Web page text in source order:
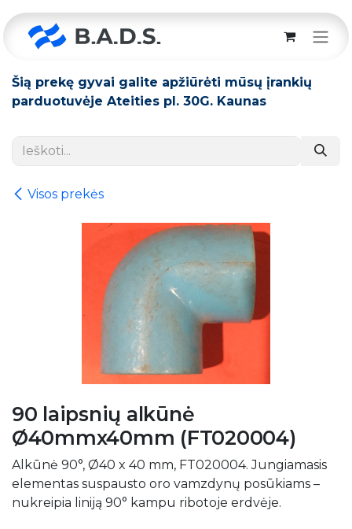
Šią prekę gyvai galite apžiūrėti mūsų įrankių
parduotuvėje Ateities pl. 30G. Kaunas
Visos prekės
90 laipsnių alkūnė
Ø40mmx40mm (FT020004)
Alkūnė 90°, Ø40 x 40 mm, FT020004. Jungiamasis
elementas suspausto oro vamzdynų posūkiams –
nukreipia liniją 90° kampu ribotoje erdvėje.